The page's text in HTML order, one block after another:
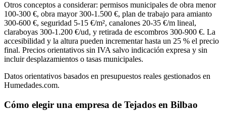
Otros conceptos a considerar: permisos municipales de obra menor
100-300 €, obra mayor 300-1.500 €, plan de trabajo para amianto
300-600 €, seguridad 5-15 €/m², canalones 20-35 €/m lineal,
claraboyas 300-1.200 €/ud, y retirada de escombros 300-900 €. La
accesibilidad y la altura pueden incrementar hasta un 25 % el precio
final. Precios orientativos sin IVA salvo indicación expresa y sin
incluir desplazamientos o tasas municipales.
Datos orientativos basados en presupuestos reales gestionados en
Humedades.com.
Cómo elegir una empresa de Tejados en Bilbao